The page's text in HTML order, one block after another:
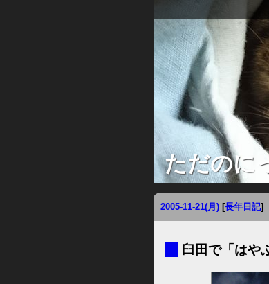
ただのに
2005-11-21(月) [長年日記]
臼田で「はや